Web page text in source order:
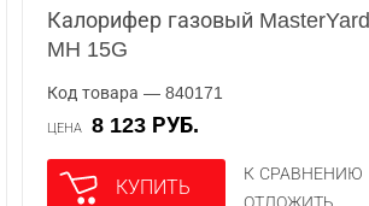
Калорифер газовый MasterYard
MH 15G
Код товара — 840171
ЦЕНА 8 123 РУБ.
КУПИТЬ
К СРАВНЕНИЮ